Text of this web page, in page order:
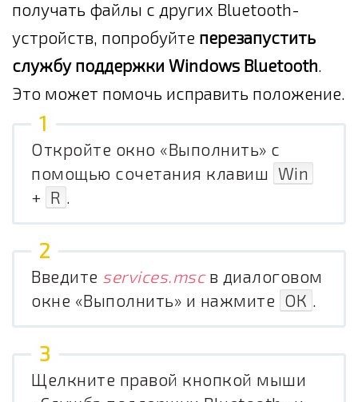
получать файлы с других Bluetooth-
устройств, попробуйте перезапустить
службу поддержки Windows Bluetooth.
Это может помочь исправить положение.
Откройте окно «Выполнить» с
помощью сочетания клавиш Win
+ R .
Введите services.mscв диалоговом
окне «Выполнить» и нажмите ОК .
Щелкните правой кнопкой мыши